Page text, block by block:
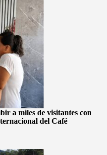
a miles de visitantes con
del Café